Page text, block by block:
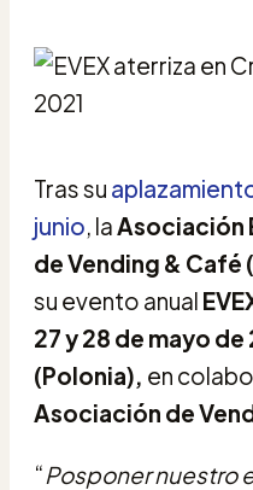
Tras su
junio, laAsociación
de Vending & Café
su evento anual
27 y 28 de mayo
(Polonia), en
Asociación de
“Posponer nuestro